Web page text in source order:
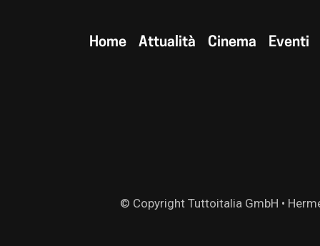
Home Attualità Cinema Eventi
© Copyright Tuttoitalia GmbH •